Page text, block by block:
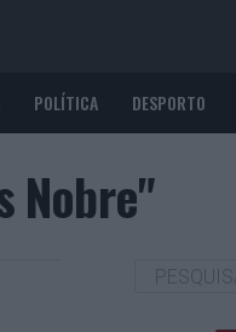
POLÍTICA DESPORTO
Nobre"